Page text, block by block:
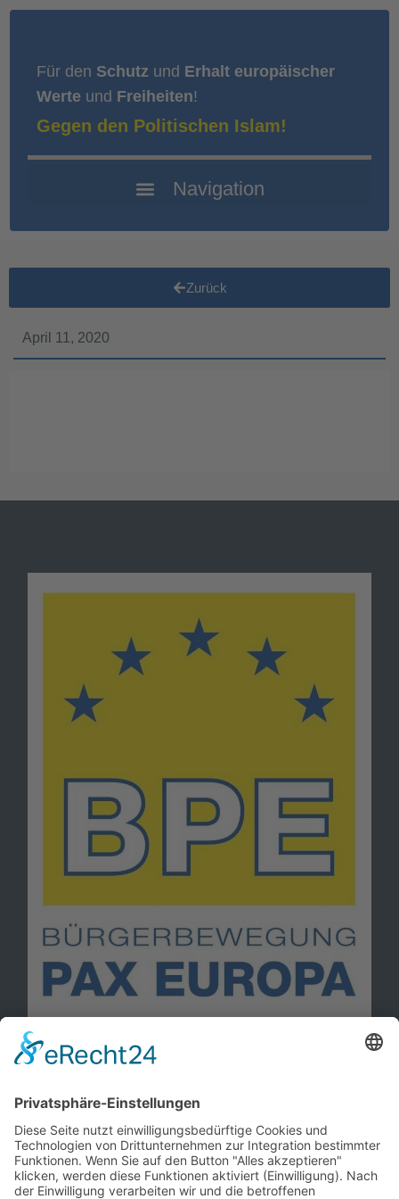
Für den Schutz und Erhalt europäischer
Werte und Freiheiten!
Gegen den Politischen Islam!
Zurück
April 11, 2020
Kontakt
Mitglied werden!
Impressum